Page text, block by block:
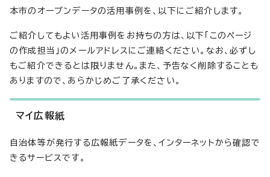
本市のオープンデータの活用事例を、以下にご紹介します。
ご紹介してもよい活用事例をお持ちの方は、以下「このページ
の作成担当」のメールアドレスにご連絡ください。なお、必ずし
もご紹介できるとは限りません。また、予告なく削除することも
ありますので、あらかじめご了承ください。
マイ広報紙
自治体等が発行する広報紙データを、インターネットから確認で
きるサービスです。